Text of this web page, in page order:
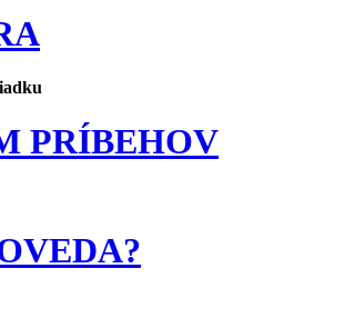
PRÍBEHOV